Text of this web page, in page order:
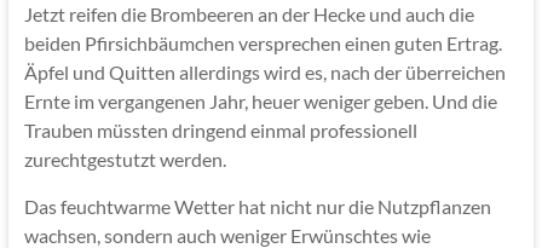
Jetzt reifen die Brombeeren an der Hecke und auch die
beiden Pfirsichbäumchen versprechen einen guten Ertrag.
Äpfel und Quitten allerdings wird es, nach der überreichen
Ernte im vergangenen Jahr, heuer weniger geben. Und die
Trauben müssten dringend einmal professionell
zurechtgestutzt werden.
Das feuchtwarme Wetter hat nicht nur die Nutzpflanzen
wachsen, sondern auch weniger Erwünschtes wie